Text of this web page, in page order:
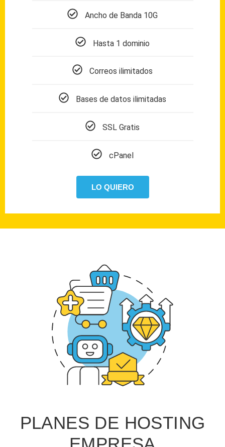
Ancho de Banda 10G
Hasta 1 dominio
Correos ilimitados
Bases de datos ilimitadas
SSL Gratis
cPanel
LO QUIERO
PLANES DE HOSTING